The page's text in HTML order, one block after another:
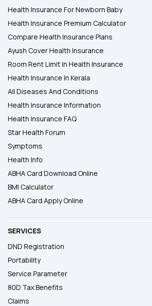
Health Insurance For Newborn Baby
Health Insurance Premium Calculator
Compare Health Insurance Plans
Ayush Cover Health Insurance
Room Rent Limit In Health Insurance
Health Insurance In Kerala
All Diseases And Conditions
Health Insurance Information
Health Insurance FAQ
Star Health Forum
Symptoms
Health Info
ABHA Card Download Online
BMI Calculator
ABHA Card Apply Online
SERVICES
DND Registration
Portability
Service Parameter
80D Tax Benefits
Claims